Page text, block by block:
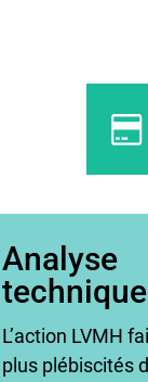
technique
L’action LVMH
plus plébiscités